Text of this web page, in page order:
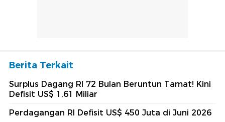
Berita Terkait
Surplus Dagang RI 72 Bulan Beruntun Tamat! Kini
Defisit US$ 1,61 Miliar
Perdagangan RI Defisit US$ 450 Juta di Juni 2026